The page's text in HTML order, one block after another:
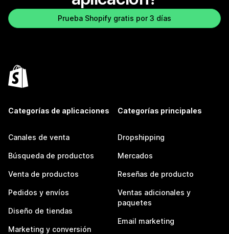
Prueba Shopify gratis por 3 días
Categorías de aplicaciones
Canales de venta
Búsqueda de productos
Venta de productos
Pedidos y envíos
Diseño de tiendas
Marketing y conversión
Categorías principales
Dropshipping
Mercados
Reseñas de producto
Ventas adicionales y
paquetes
Email marketing